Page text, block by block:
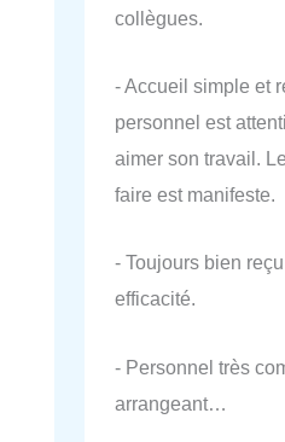
collègues.
- Accueil simple et
personnel est
aimer son travail.
faire est manifeste.
- Toujours bien
efficacité.
- Personnel très
arrangeant…